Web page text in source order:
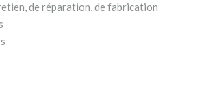
de réparation, de fabrication